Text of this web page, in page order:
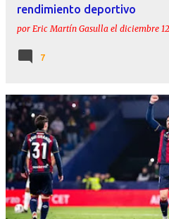
rendimiento deportivo
por Eric Martín Gasulla el diciembre
7